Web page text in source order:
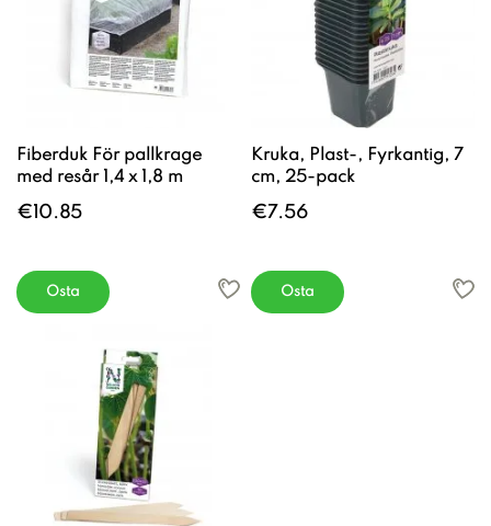
Fiberduk För pallkrage
med resår 1,4 x 1,8 m
€10.85
Osta
Kruka, Plast-, Fyrkantig, 7
cm, 25-pack
€7.56
Osta